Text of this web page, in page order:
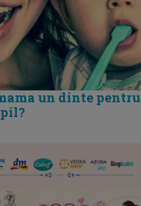
un dinte pentru